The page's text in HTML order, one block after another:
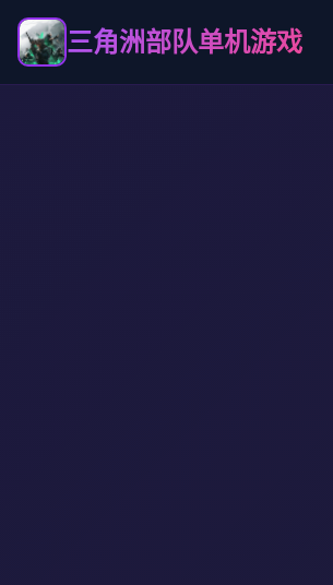
三角洲部队单机游戏